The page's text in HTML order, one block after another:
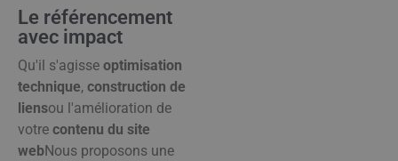
Le référencement
avec impact
Qu'il s'agisse optimisation
technique, construction de
liensou l'amélioration de
votre contenu du site
webNous proposons une